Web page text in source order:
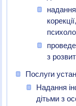
з
Послуги
Надання
дітьми з